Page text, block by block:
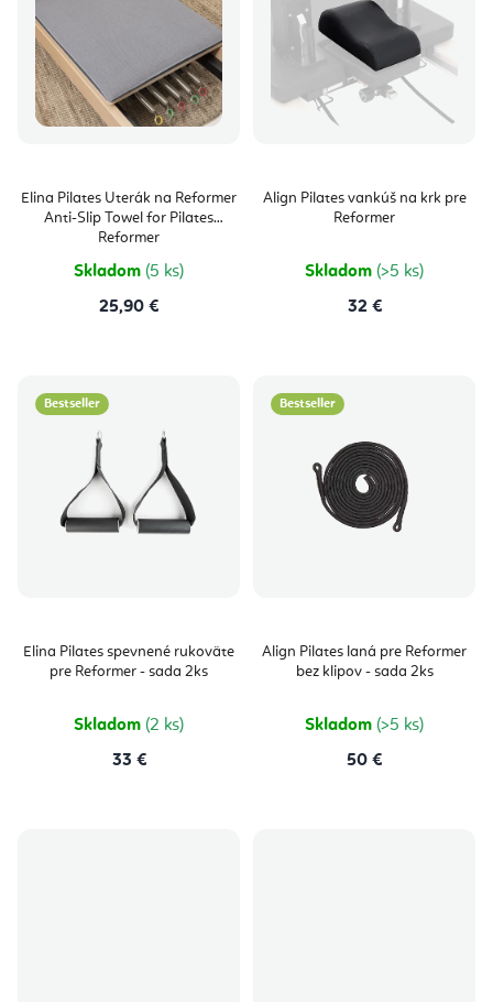
Elina Pilates Uterák na Reformer
Anti-Slip Towel for Pilates
Reformer
Skladom (5 ks)
25,90 €
Align Pilates vankúš na krk pre
Reformer
Skladom (>5 ks)
32 €
Bestseller
Elina Pilates spevnené rukoväte
pre Reformer - sada 2ks
Skladom (2 ks)
33 €
Bestseller
Align Pilates laná pre Reformer
bez klipov - sada 2ks
Skladom (>5 ks)
50 €